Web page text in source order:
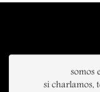
somos
si charlamos,